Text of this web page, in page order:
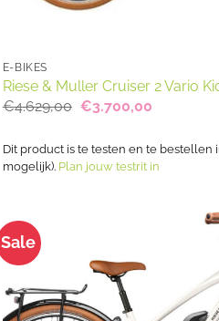
E-BIKES
Riese & Muller Cruiser 2 Vario
€4.629,00 Oorspronkelijke
prijs
€4.629,00.
€3.700,00Huidige
Dit product is te testen en te bestellen
mogelijk). Plan jouw testrit in
Sale